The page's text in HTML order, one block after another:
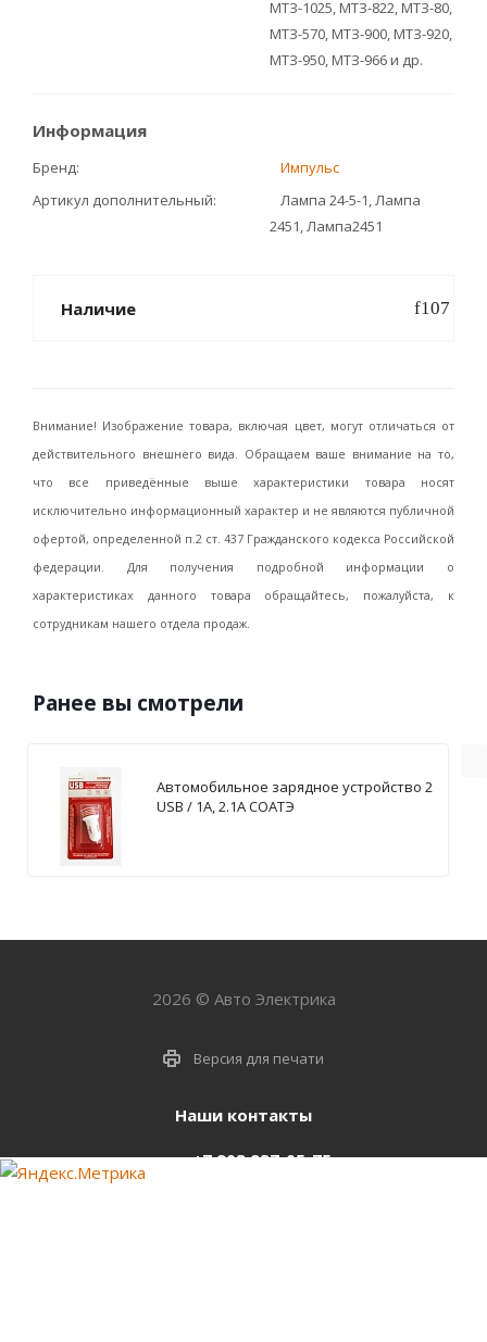
МТЗ-1025, МТЗ-822, МТЗ-80,
МТЗ-570, МТЗ-900, МТЗ-920,
МТЗ-950, МТЗ-966 и др.
Информация
Бренд
Импульс
Артикул дополнительный
Лампа 24-5-1, Лампа
2451, Лампа2451
Наличие
Внимание! Изображение товара, включая цвет, могут отличаться от
действительного внешнего вида. Обращаем ваше внимание на то,
что все приведённые выше характеристики товара носят
исключительно информационный характер и не являются публичной
офертой, определенной п.2 ст. 437 Гражданского кодекса Российской
федерации. Для получения подробной информации о
характеристиках данного товара обращайтесь, пожалуйста, к
сотрудникам нашего отдела продаж.
Ранее вы смотрели
Автомобильное зарядное устройство 2
USB / 1А, 2.1А СОАТЭ
2026 © Авто Электрика
Версия для печати
Наши контакты
+7 903 937-05-75